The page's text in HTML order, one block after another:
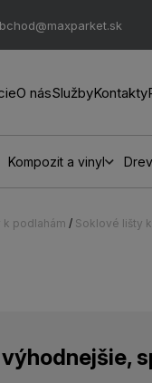
O násSlužbyKontakty
Kompozit a vinyl
k podlahám / Soklové lišty